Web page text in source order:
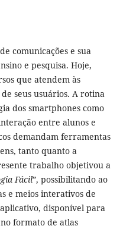
comunicações e sua
e pesquisa. Hoje,
que atendem às
seus usuários. A rotina
dos smartphones como
entre alunos e
demandam ferramentas
tanto quanto a
trabalho objetivou a
Fácil”, possibilitando ao
e meios interativos de
disponível para
formato de atlas